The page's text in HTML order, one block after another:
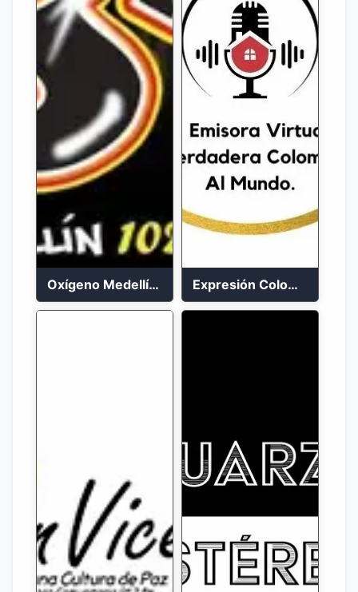
Oxígeno Medellín 90.9 FM en vivo Expresión Colombia Radio en vivo 24/7